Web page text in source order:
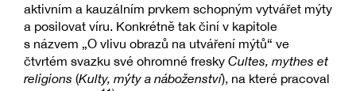
aktivním a kauzálním prvkem schopným vytvářet mýty
a posilovat víru. Konkrétně tak činí v kapitole
s názvem „O vlivu obrazů na utváření mýtů“ ve
čtvrtém svazku své ohromné fresky Cultes, mythes et
religions (Kulty, mýty a náboženství), na které pracoval